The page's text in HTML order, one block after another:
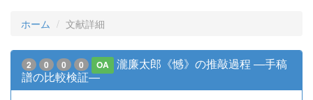
ホーム 文献詳細
2 0 0 0 OA
瀧廉太郎《憾》の推敲過程 ―手稿
譜の比較検証―